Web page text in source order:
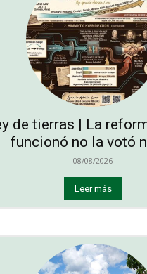
de tierras | La
funcionó no la votó
08/08/2026
Leer más